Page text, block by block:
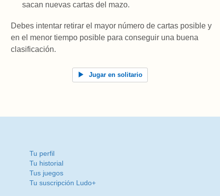
sacan nuevas cartas del mazo.
Debes intentar retirar el mayor número de cartas posible y
en el menor tiempo posible para conseguir una buena
clasificación.
Jugar en solitario
Tu perfil
Tu historial
Tus juegos
Tu suscripción Ludo+